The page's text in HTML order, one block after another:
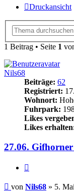
Druckansicht
1 Beitrag • Seite 1
Nils68
Beiträge: 62
Registriert:
Wohnort:
Fuhrpark:
Likes
Likes
27.06.
Beitrag
von Nils68 » 5.